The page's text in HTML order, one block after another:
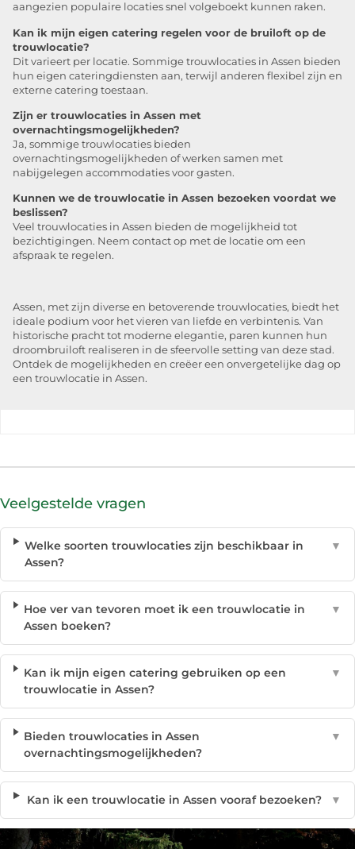
aangezien populaire locaties snel volgeboekt kunnen raken.
Kan ik mijn eigen catering regelen voor de bruiloft op de
trouwlocatie?
Dit varieert per locatie. Sommige trouwlocaties in Assen bieden
hun eigen cateringdiensten aan, terwijl anderen flexibel zijn en
externe catering toestaan.
Zijn er trouwlocaties in Assen met
overnachtingsmogelijkheden?
Ja, sommige trouwlocaties bieden
overnachtingsmogelijkheden of werken samen met
nabijgelegen accommodaties voor gasten.
Kunnen we de trouwlocatie in Assen bezoeken voordat we
beslissen?
Veel trouwlocaties in Assen bieden de mogelijkheid tot
bezichtigingen. Neem contact op met de locatie om een
afspraak te regelen.
Assen, met zijn diverse en betoverende trouwlocaties, biedt het
ideale podium voor het vieren van liefde en verbintenis. Van
historische pracht tot moderne elegantie, paren kunnen hun
droombruiloft realiseren in de sfeervolle setting van deze stad.
Ontdek de mogelijkheden en creëer een onvergetelijke dag op
een trouwlocatie in Assen.
Veelgestelde vragen
Welke soorten trouwlocaties zijn beschikbaar in
Assen?
▼
Hoe ver van tevoren moet ik een trouwlocatie in
Assen boeken?
▼
Kan ik mijn eigen catering gebruiken op een
trouwlocatie in Assen?
▼
Bieden trouwlocaties in Assen
overnachtingsmogelijkheden?
▼
Kan ik een trouwlocatie in Assen vooraf bezoeken? ▼